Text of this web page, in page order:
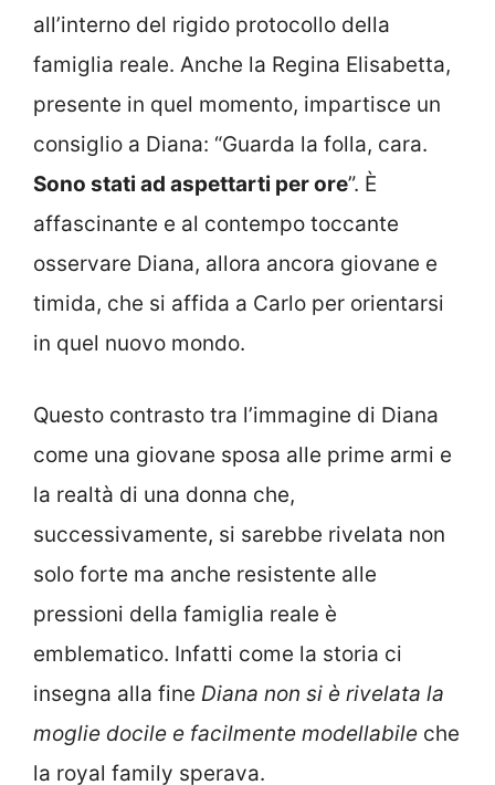
all’interno del rigido protocollo della
famiglia reale. Anche la Regina Elisabetta,
presente in quel momento, impartisce un
consiglio a Diana: “Guarda la folla, cara.
Sono stati ad aspettarti per ore”. È
affascinante e al contempo toccante
osservare Diana, allora ancora giovane e
timida, che si affida a Carlo per orientarsi
in quel nuovo mondo.
Questo contrasto tra l’immagine di Diana
come una giovane sposa alle prime armi e
la realtà di una donna che,
successivamente, si sarebbe rivelata non
solo forte ma anche resistente alle
pressioni della famiglia reale è
emblematico. Infatti come la storia ci
insegna alla fine Diana non si è rivelata la
moglie docile e facilmente modellabile che
la royal family sperava.